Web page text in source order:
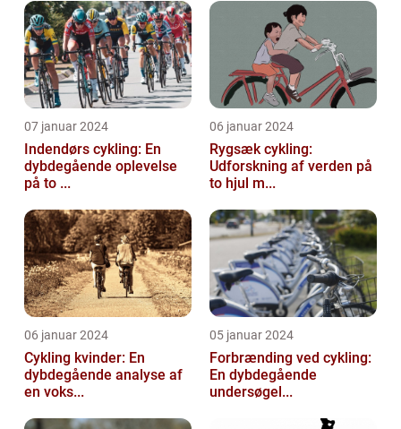
07 januar 2024
Indendørs cykling: En
dybdegående oplevelse
på to ...
06 januar 2024
Rygsæk cykling:
Udforskning af verden på
to hjul m...
06 januar 2024
Cykling kvinder: En
dybdegående analyse af
en voks...
05 januar 2024
Forbrænding ved cykling:
En dybdegående
undersøgel...